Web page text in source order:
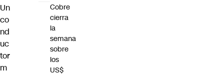
Un
co
nd
uc
tor
m
Cobre
cierra
la
semana
sobre
los
US$